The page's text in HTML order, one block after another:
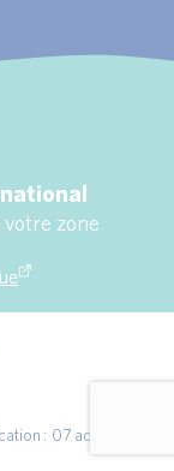
votre zone
: 07 août 2026